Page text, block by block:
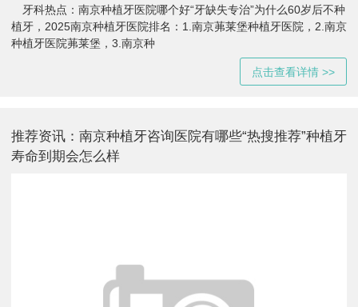
牙科热点：南京种植牙医院哪个好“牙缺失专治”为什么60岁后不种
植牙，2025南京种植牙医院排名：1.南京茀莱堡种植牙医院，2.南京
种植牙医院茀莱堡，3.南京种
点击查看详情 >>
推荐资讯：南京种植牙咨询医院有哪些“热搜推荐”种植牙
寿命到期会怎么样